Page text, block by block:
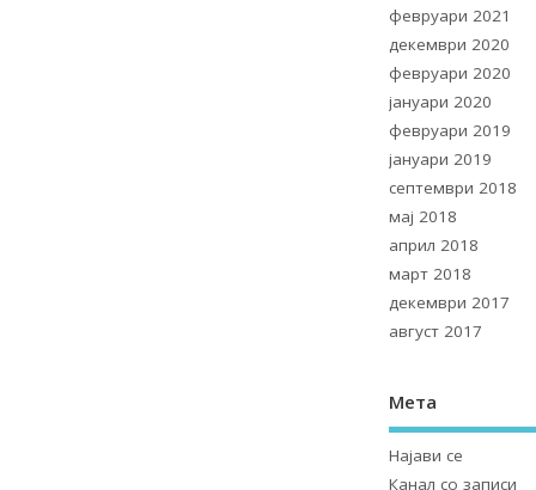
февруари 2021
декември 2020
февруари 2020
јануари 2020
февруари 2019
јануари 2019
септември 2018
мај 2018
април 2018
март 2018
декември 2017
август 2017
Мета
Најави се
Канал со записи